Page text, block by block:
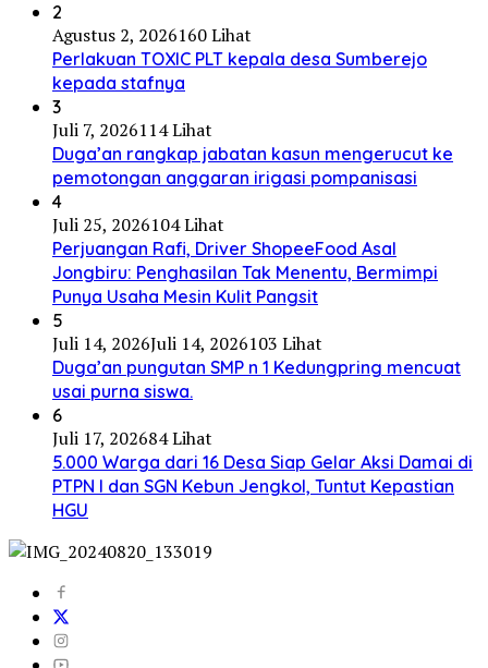
2
Agustus 2, 2026160 Lihat
Perlakuan TOXIC PLT kepala desa Sumberejo
kepada stafnya
3
Juli 7, 2026114 Lihat
Duga’an rangkap jabatan kasun mengerucut ke
pemotongan anggaran irigasi pompanisasi
4
Juli 25, 2026104 Lihat
Perjuangan Rafi, Driver ShopeeFood Asal
Jongbiru: Penghasilan Tak Menentu, Bermimpi
Punya Usaha Mesin Kulit Pangsit
5
Juli 14, 2026Juli 14, 2026103 Lihat
Duga’an pungutan SMP n 1 Kedungpring mencuat
usai purna siswa.
6
Juli 17, 202684 Lihat
5.000 Warga dari 16 Desa Siap Gelar Aksi Damai di
PTPN I dan SGN Kebun Jengkol, Tuntut Kepastian
HGU